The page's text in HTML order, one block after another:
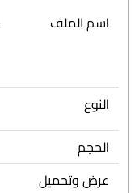
اسم الملف
النوع
الحجم
عرض وتحميل